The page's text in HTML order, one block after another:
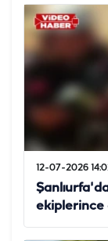
12-07-2026
ekiplerince